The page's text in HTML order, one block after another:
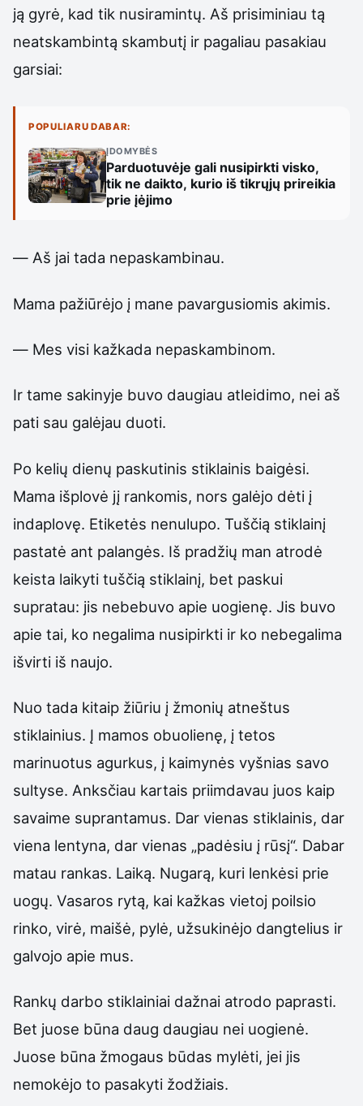
ją gyrė, kad tik nusiramintų. Aš prisiminiau tą
neatskambintą skambutį ir pagaliau pasakiau
garsiai:
POPULIARU DABAR:
ĮDOMYBĖS
Parduotuvėje gali nusipirkti visko,
tik ne daikto, kurio iš tikrųjų prireikia
prie įėjimo
— Aš jai tada nepaskambinau.
Mama pažiūrėjo į mane pavargusiomis akimis.
— Mes visi kažkada nepaskambinom.
Ir tame sakinyje buvo daugiau atleidimo, nei aš
pati sau galėjau duoti.
Po kelių dienų paskutinis stiklainis baigėsi.
Mama išplovė jį rankomis, nors galėjo dėti į
indaplovę. Etiketės nenulupo. Tuščią stiklainį
pastatė ant palangės. Iš pradžių man atrodė
keista laikyti tuščią stiklainį, bet paskui
supratau: jis nebebuvo apie uogienę. Jis buvo
apie tai, ko negalima nusipirkti ir ko nebegalima
išvirti iš naujo.
Nuo tada kitaip žiūriu į žmonių atneštus
stiklainius. Į mamos obuolienę, į tetos
marinuotus agurkus, į kaimynės vyšnias savo
sultyse. Anksčiau kartais priimdavau juos kaip
savaime suprantamus. Dar vienas stiklainis, dar
viena lentyna, dar vienas „padėsiu į rūsį“. Dabar
matau rankas. Laiką. Nugarą, kuri lenkėsi prie
uogų. Vasaros rytą, kai kažkas vietoj poilsio
rinko, virė, maišė, pylė, užsukinėjo dangtelius ir
galvojo apie mus.
Rankų darbo stiklainiai dažnai atrodo paprasti.
Bet juose būna daug daugiau nei uogienė.
Juose būna žmogaus būdas mylėti, jei jis
nemokėjo to pasakyti žodžiais.